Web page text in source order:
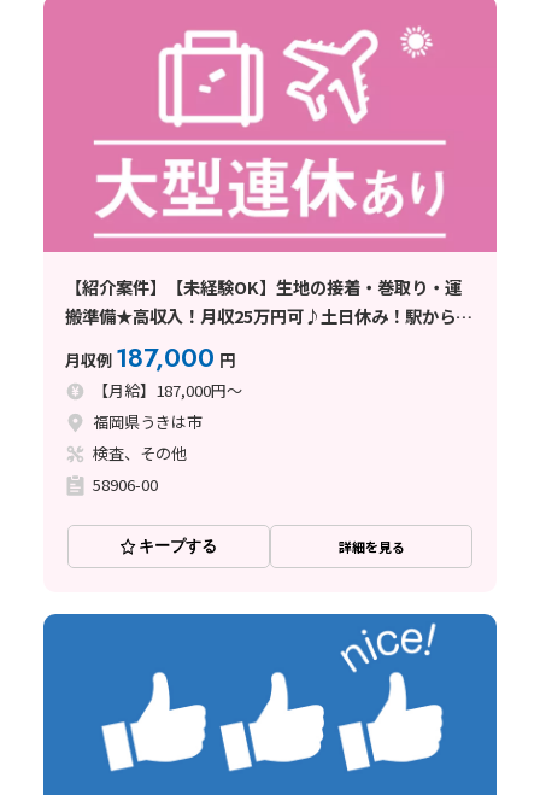
【紹介案件】【未経験OK】生地の接着・巻取り・運
搬準備★高収入！月収25万円可♪土日休み！駅から徒
歩圏内◎
月収例 187,000 円
【月給】187,000円～
福岡県うきは市
検査、その他
58906-00
キープする 詳細を見る